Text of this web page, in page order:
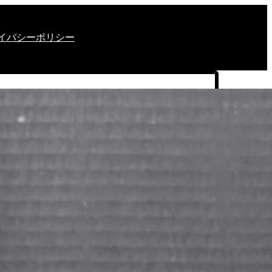
バシーポリシー